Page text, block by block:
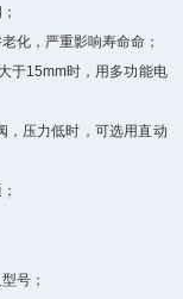
化，严重影响寿命命；
于15mm时，用多功能电
，压力低时，可选用直动
号；